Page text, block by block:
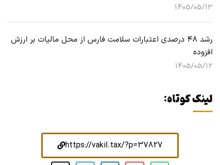
1405/05/13
رشد ۴۸ درصدی اعتبارات سلامت فارس از محل مالیات بر ارزش
افزوده
1405/05/12
لینک کوتاه:
https://vakil.tax/?p=37827